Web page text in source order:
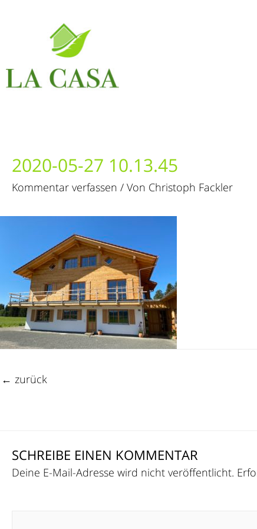
2020-05-27 10.13.45
Kommentar verfassen / Von Christoph Fackler
← zurück
SCHREIBE EINEN KOMMENTAR
Deine E-Mail-Adresse wird nicht veröffentlicht.